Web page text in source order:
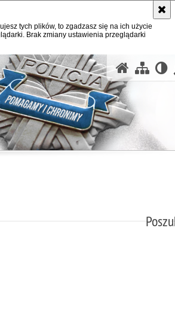
tych plików, to zgadzasz się na ich użycie
Brak zmiany ustawienia przeglądarki